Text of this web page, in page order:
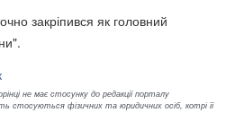
закріпився як головний
не має стосунку до редакції порталу
стосуються фізичних та юридичних осіб, котрі її